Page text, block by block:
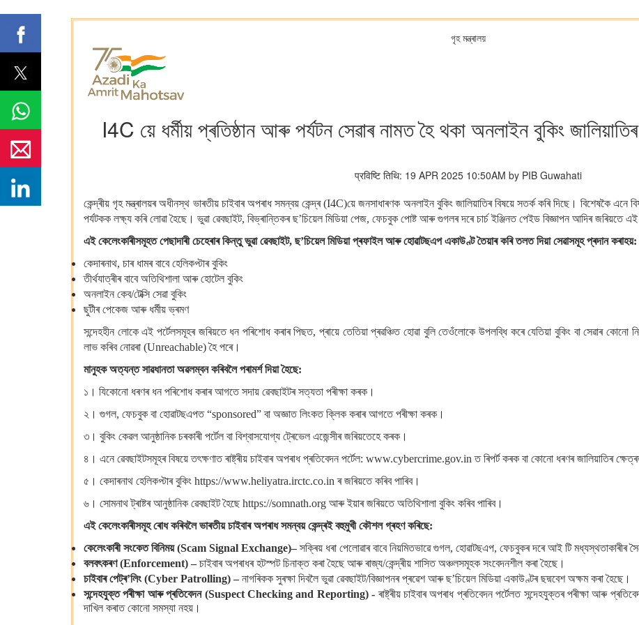
গৃহ মন্ত্ৰালয়
I4C য়ে ধৰ্মীয় প্ৰতিষ্ঠান আৰু পৰ্যটন সেৱাৰ নামত হৈ থকা অনলাইন বুকিং
प्रविष्टि तिथि: 19 APR 2025 10:50AM by PIB Guwahati
কেন্দ্ৰীয় গৃহ মন্ত্ৰালয়ৰ অধীনস্থ ভাৰতীয় চাইবাৰ অপৰাধ সমন্বয় কেন্দ্ৰ (I4C)য়ে জনসাধাৰণক অনলাইন বুকিং জালিয়াতিৰ বিষয়ে সতৰ্ক কৰি দিছে। বিশেষকৈ এনে
পৰ্যটকক লক্ষ্য কৰি লোৱা হৈছে। ভুৱা ৱেবছাইট, বিভ্ৰান্তিকৰ ছ’চিয়েল মিডিয়া পেজ, ফেচবুক পোষ্ট আৰু গুগলৰ দৰে চাৰ্চ ইঞ্জিনত পেইড বিজ্ঞাপন আদিৰ জৰিয়তে
এইকেলেংকাৰীসমূহত পেছাদাৰী চেহেৰাৰ কিন্তু ভুৱা ৱেবছাইট, ছ’চিয়েল মিডিয়া প্ৰফাইল আৰু হোৱাটছএপ একাউণ্ট তৈয়াৰ কৰি তলত দিয়া সেৱাসমূহ প্ৰদান কৰাহয়:
কেদাৰনাথ, চাৰ ধামৰ বাবে হেলিকপ্টাৰ বুকিং
তীৰ্থযাত্ৰীৰ বাবে অতিথিশালা আৰু হোটেল বুকিং
অনলাইন কেব/টেক্সি সেৱা বুকিং
ছুটীৰ পেকেজ আৰু ধৰ্মীয় ভ্ৰমণ
সন্দেহহীন লোকে এই পৰ্টেলসমূহৰ জৰিয়তে ধন পৰিশোধ কৰাৰ পিছত, প্ৰায়ে তেতিয়া প্ৰৱঞ্চিত হোৱা বুলি তেওঁলোকে উপলব্ধি কৰে যেতিয়া বুকিং বা সেৱাৰ
লাভ কৰিব নোৱৰা (Unreachable) হৈ পৰে।
মানুহকঅত্যন্ত সাৱধানতা অৱলম্বন কৰিবলৈ পৰামৰ্শ দিয়া হৈছে:
১। যিকোনো ধৰণৰ ধন পৰিশোধ কৰাৰ আগতে সদায় ৱেবছাইটৰ সত্যতা পৰীক্ষা কৰক।
২। গুগল, ফেচবুক বা হোৱাটছএপত “sponsored” বা অজ্ঞাত লিংকত ক্লিক কৰাৰ আগতে পৰীক্ষা কৰক।
৩। বুকিং কেৱল আনুষ্ঠানিক চৰকাৰী পৰ্টেল বা বিশ্বাসযোগ্য ট্ৰেভেল এজেন্সীৰ জৰিয়তেহে কৰক।
৪। এনে ৱেবছাইটসমূহৰ বিষয়ে তৎক্ষণাত ৰাষ্ট্ৰীয় চাইবাৰ অপৰাধ প্ৰতিবেদন পৰ্টেল: www.cybercrime.gov.in ত ৰিপৰ্ট কৰক বা কোনো ধৰণৰ জালিয়াতিৰ
৫। কেদাৰনাথ হেলিকপ্টাৰ বুকিং https://www.heliyatra.irctc.co.in ৰ জৰিয়তে কৰিব পাৰিব।
৬। সোমনাথ ট্ৰাষ্টৰ আনুষ্ঠানিক ৱেবছাইট হৈছে https://somnath.org আৰু ইয়াৰ জৰিয়তে অতিথিশালা বুকিং কৰিব পাৰিব।
এইকেলেংকাৰীসমূহ ৰোধ কৰিবলৈ ভাৰতীয় চাইবাৰ অপৰাধ সমন্বয় কেন্দ্ৰই বহুমুখী কৌশল গ্ৰহণ কৰিছে:
কেলেংকাৰীসংকেত বিনিময়(Scam Signal Exchange)– সক্ৰিয় ধৰা পেলোৱাৰ বাবে নিয়মিতভাৱে গুগল, হোৱাটছএপ, ফেচবুকৰ দৰে আই টি মধ্যস্থতাকাৰীৰ
বলবৎকৰণ(Enforcement) – চাইবাৰ অপৰাধৰ হটস্পট চিনাক্ত কৰা হৈছে আৰু ৰাজ্য/কেন্দ্ৰীয় শাসিত অঞ্চলসমূহক সংবেদনশীল কৰা হৈছে।
চাইবাৰপেট্ৰ’লিং (Cyber Patrolling) – নাগৰিকক সুৰক্ষা দিবলৈ ভুৱা ৱেবছাইট/বিজ্ঞাপনৰ প্ৰৱেশ আৰু ছ’চিয়েল মিডিয়া একাউণ্টৰ ছদ্মবেশ অক্ষম কৰা হৈছে।
সন্দেহযুক্তপৰীক্ষা আৰু প্ৰতিবেদন(Suspect Checking and Reporting) - ৰাষ্ট্ৰীয় চাইবাৰ অপৰাধ প্ৰতিবেদন পৰ্টেলত সন্দেহযুক্তৰ পৰীক্ষা আৰু
দাখিল কৰাত কোনো সমস্যা নহয়।